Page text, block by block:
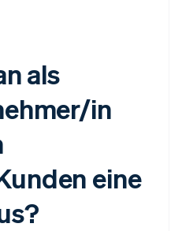
als
in
eine